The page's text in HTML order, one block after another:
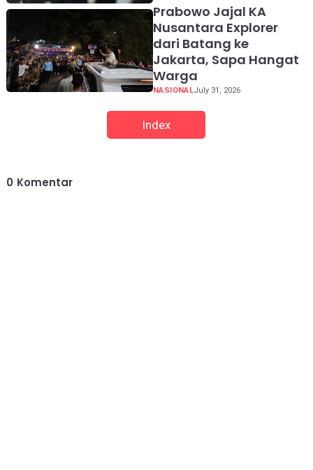
Prabowo Jajal KA
Nusantara Explorer
dari Batang ke
Jakarta, Sapa Hangat
Warga
NASIONALJuly 31, 2026
Index
0 Komentar